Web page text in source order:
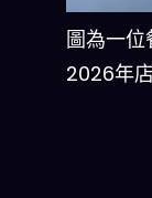
圖為一
2026年